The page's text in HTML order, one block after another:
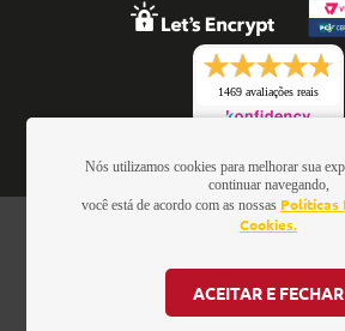
1469 avaliações reais
Oficina de Textos - Rua da Consolação,
CNPJ: 01.337.552/
Nós utilizamos cookies para melhorar sua
continuar navegando,
você está de acordo com as nossas Políticas
Cookies.
ACEITAR E FECHAR